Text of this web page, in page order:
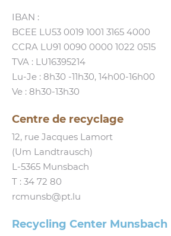
IBAN :
BCEE LU53 0019 1001 3165 4000
CCRA LU91 0090 0000 1022 0515
TVA : LU16395214
Lu-Je : 8h30 ‑11h30, 14h00-16h00
Ve : 8h30-13h30
Centre de recyclage
12, rue Jacques Lamort
(Um Landtrausch)
L‑5365 Munsbach
T : 34 72 80
rcmunsb@​pt.​lu
Recycling Center Munsbach